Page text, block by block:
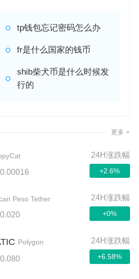
tp钱包忘记密码怎么办
fr是什么国家的钱币
shib柴犬币是什么时候发
行的
更多 +
24H涨跌幅
+2.6%
Peso Tether 24H涨跌幅
+0%
Polygon 24H涨跌幅
+6.58%